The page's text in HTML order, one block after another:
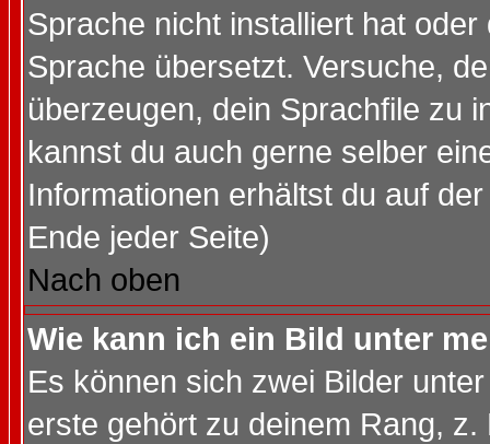
Sprache nicht installiert hat
Sprache übersetzt. Versuche,
überzeugen, dein Sprachfile zu
kannst du auch gerne selber
Informationen erhältst du auf
Ende jeder Seite)
Nach oben
Wie kann ich ein Bild unter
Es können sich zwei Bilder
erste gehört zu deinem Rang,